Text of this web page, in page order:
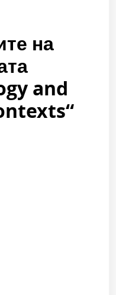
на
and